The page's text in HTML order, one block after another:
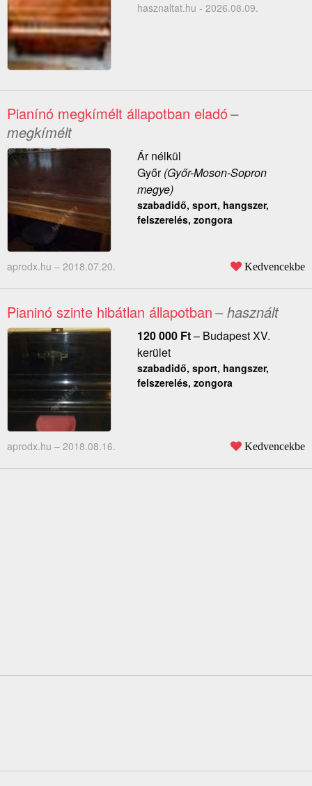
hasznaltat.hu - 2026.08.09.
Pianínó megkímélt állapotban eladó–
megkímélt
Ár nélkül
Győr(Győr-Moson-Sopron
megye)
szabadidő, sport, hangszer,
felszerelés, zongora
aprodx.hu – 2018.07.20. Kedvencekbe
Pianinó szinte hibátlan állapotban– használt
120 000 Ft– Budapest XV.
kerület
szabadidő, sport, hangszer,
felszerelés, zongora
aprodx.hu – 2018.08.16. Kedvencekbe